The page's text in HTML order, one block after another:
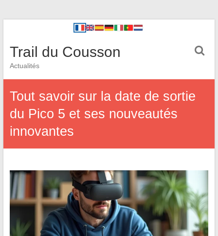
Trail du Cousson
Actualités
Tout savoir sur la date de sortie
du Pico 5 et ses nouveautés
innovantes